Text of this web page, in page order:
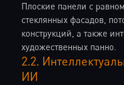
Плоские панели с
стеклянных фасадов,
конструкций, а также
художественных панно.
2.2.
ИИ